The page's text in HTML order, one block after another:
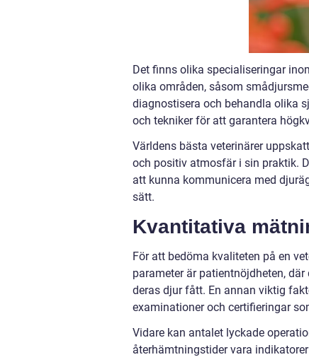
Det finns olika specialiseringar
olika områden, såsom
diagnostisera och behandla olika
och tekniker för att garantera
Världens bästa veterinärer
och positiv atmosfär i sin praktik.
att kunna kommunicera med
sätt.
Kvantitativa
För att bedöma kvaliteten på en
parameter är patientnöjdheten,
deras djur fått. En annan viktig
examinationer och certifieringar
Vidare kan antalet lyckade
återhämtningstider vara